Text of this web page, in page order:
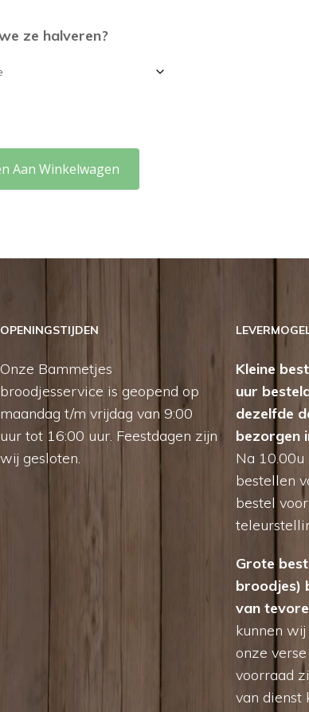
ze halveren?
Aan Winkelwagen
OPENINGSTIJDEN
Onze Bammetjes
broodjesservice is geopend op
maandag t/m vrijdag van 9:00
uur tot 16:00 uur. Feestdagen zijn
wij gesloten.
Kleine
uur
dezelfde
bezorgen
Na
bestellen
bestel
Grote
broodjes)
van
kunnen
onze
voorraad
van dienst